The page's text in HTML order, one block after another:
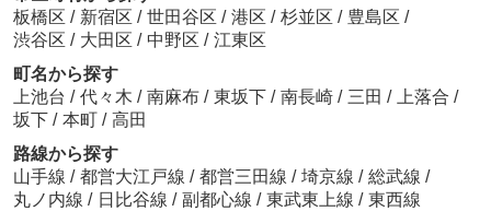
板橋区 / 新宿区 / 世田谷区 / 港区 / 杉並区 / 豊島区 /
渋谷区 / 大田区 / 中野区 / 江東区
町名から探す
上池台 / 代々木 / 南麻布 / 東坂下 / 南長崎 / 三田 / 上落合 /
坂下 / 本町 / 高田
路線から探す
山手線 / 都営大江戸線 / 都営三田線 / 埼京線 / 総武線 /
丸ノ内線 / 日比谷線 / 副都心線 / 東武東上線 / 東西線